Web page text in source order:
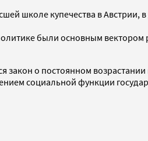
школе купечества в Австрии,
были основным
закон о постоянном
социальной функции